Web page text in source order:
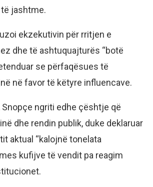
jashtme.
ekzekutivin për rritjen e
dhe të ashtuquajturës “botë
se përfaqësues të
në favor të këtyre influencave.
ngriti edhe çështje që
dhe rendin publik, duke deklaruar
aktual “kalojnë tonelata
kufijve të vendit pa reagim